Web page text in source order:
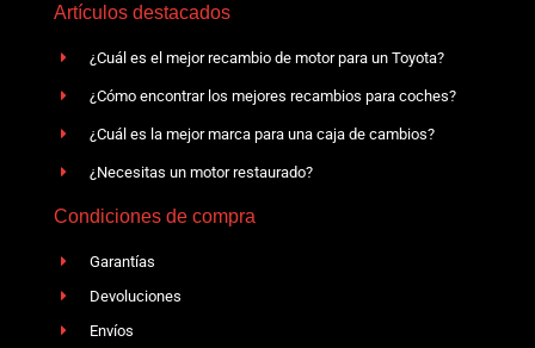
Artículos destacados
¿Cuál es el mejor recambio de motor para un Toyota?
¿Cómo encontrar los mejores recambios para coches?
¿Cuál es la mejor marca para una caja de cambios?
¿Necesitas un motor restaurado?
Condiciones de compra
Garantías
Devoluciones
Envíos